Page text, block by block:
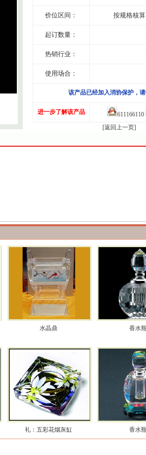
价位区间： 按规格核算
起订数量：
热销行业：
使用场合：
该产品已经加入消协保护，
进一步了解该产品 611166110
[返回上一页]
水晶鼎 香水
礼：五彩花烟灰缸 香水